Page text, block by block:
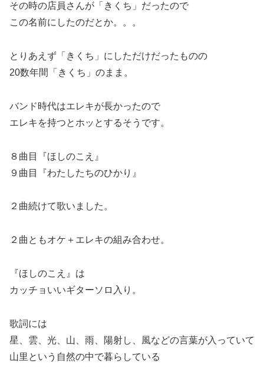
その時の店員さんが「きくち」だったので
この名前にしたのだとか。。。
とりあえず「きくち」にしただけだったものの
20数年間「きくち」のまま。
バンド時代はエレキが長かったので
エレキを持つとホッとするそうです。
８曲目『ほしのこえ』
９曲目『わたしたちのひかり』
２曲続けて歌いました。
２曲ともオケ＋エレキの組み合わせ。
『ほしのこえ』は
カッチョいいギターソロ入り。
歌詞には
星、雲、光、山、雨、陽射し、風などの言葉が入っていて
山里という自然の中で暮らしている